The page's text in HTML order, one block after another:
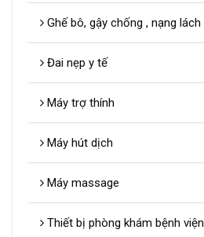
Ghế bô, gậy chống , nạng lách
Đai nẹp y tế
Máy trợ thính
Máy hút dịch
Máy massage
Thiết bị phòng khám bệnh viện